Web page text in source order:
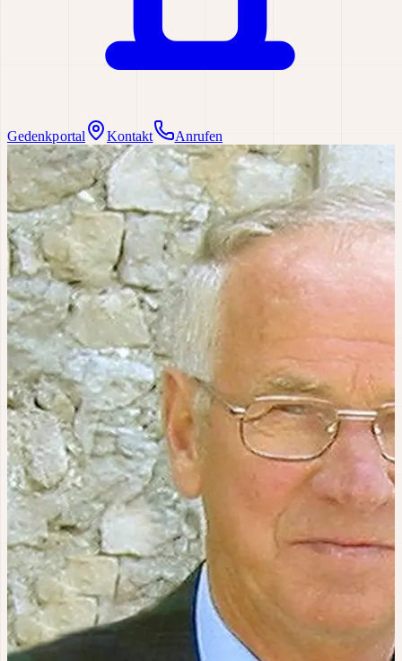
Gedenkportal Kontakt Anrufen